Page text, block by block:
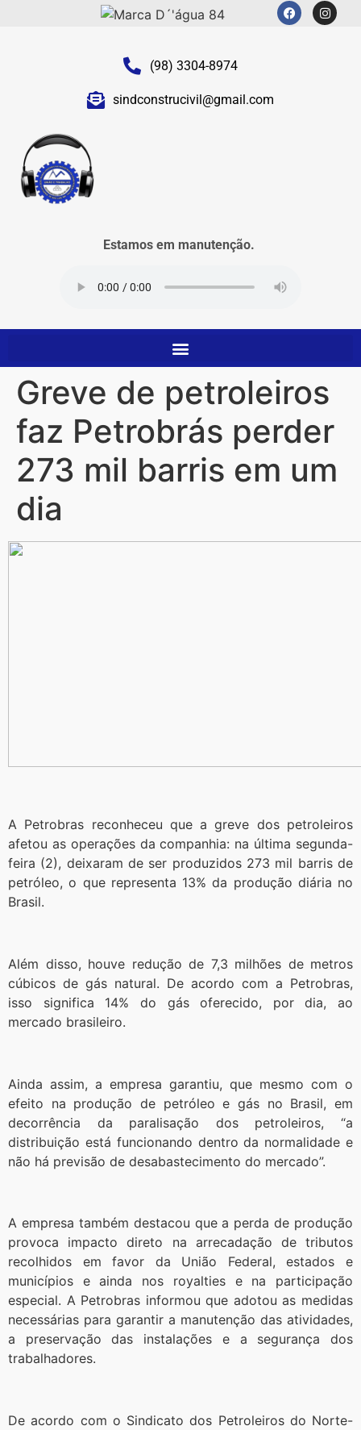
(98) 3304-8974
sindconstrucivil@gmail.com
Estamos em manutenção.
Greve de petroleiros
faz Petrobrás perder
273 mil barris em um
dia
A Petrobras reconheceu que a greve dos petroleiros
afetou as operações da companhia: na última segunda-
feira (2), deixaram de ser produzidos 273 mil barris de
petróleo, o que representa 13% da produção diária no
Brasil.
Além disso, houve redução de 7,3 milhões de metros
cúbicos de gás natural. De acordo com a Petrobras,
isso significa 14% do gás oferecido, por dia, ao
mercado brasileiro.
Ainda assim, a empresa garantiu, que mesmo com o
efeito na produção de petróleo e gás no Brasil, em
decorrência da paralisação dos petroleiros, “a
distribuição está funcionando dentro da normalidade e
não há previsão de desabastecimento do mercado”.
A empresa também destacou que a perda de produção
provoca impacto direto na arrecadação de tributos
recolhidos em favor da União Federal, estados e
municípios e ainda nos royalties e na participação
especial. A Petrobras informou que adotou as medidas
necessárias para garantir a manutenção das atividades,
a preservação das instalações e a segurança dos
trabalhadores.
De acordo com o Sindicato dos Petroleiros do Norte-